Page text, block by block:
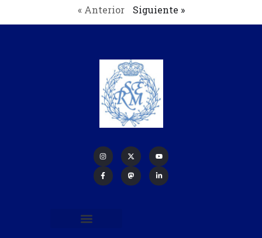
« Anterior Siguiente »